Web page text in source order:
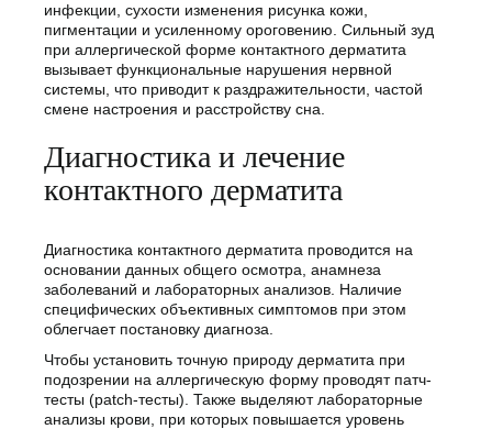
инфекции, сухости изменения рисунка кожи,
пигментации и усиленному ороговению. Сильный зуд
при аллергической форме контактного дерматита
вызывает функциональные нарушения нервной
системы, что приводит к раздражительности, частой
смене настроения и расстройству сна.
Диагностика и лечение
контактного дерматита
Диагностика контактного дерматита проводится на
основании данных общего осмотра, анамнеза
заболеваний и лабораторных анализов. Наличие
специфических объективных симптомов при этом
облегчает постановку диагноза.
Чтобы установить точную природу дерматита при
подозрении на аллергическую форму проводят патч-
тесты (patch-тесты). Также выделяют лабораторные
анализы крови, при которых повышается уровень